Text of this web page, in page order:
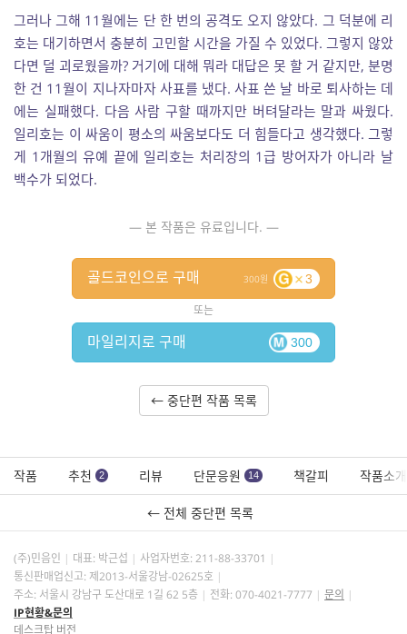
그러나 그해 11월에는 단 한 번의 공격도 오지 않았다. 그 덕분에 리
호는 대기하면서 충분히 고민할 시간을 가질 수 있었다. 그렇지 않았
다면 덜 괴로웠을까? 거기에 대해 뭐라 대답은 못 할 거 같지만, 분명
한 건 11월이 지나자마자 사표를 냈다. 사표 쓴 날 바로 퇴사하는 데
에는 실패했다. 다음 사람 구할 때까지만 버텨달라는 말과 싸웠다.
일리호는 이 싸움이 평소의 싸움보다도 더 힘들다고 생각했다. 그렇
게 1개월의 유예 끝에 일리호는 처리장의 1급 방어자가 아니라 날
백수가 되었다.
— 본 작품은 유료입니다. —
300 3
골드코인으로 구매
또는
300
마일리지로 구매
← 중단편 작품 목록
작품 추천 2 리뷰 단문응원 14 책갈피 작품소개
← 전체 중단편 목록
(주)민음인 대표: 박근섭 사업자번호: 211-88-33701
통신판매업신고: 제2013-서울강남-02625호
주소: 서울시 강남구 도산대로 1길 62 5층
전화: 070-4021-7777
문의
IP현황&문의
데스크탑 버전